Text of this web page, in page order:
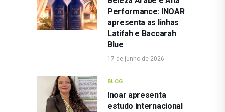
Performance: INOAR
apresenta as linhas
Latifah e Baccarah
Blue
17 de junho de 2026
BLOG
Inoar apresenta
estudo internacional